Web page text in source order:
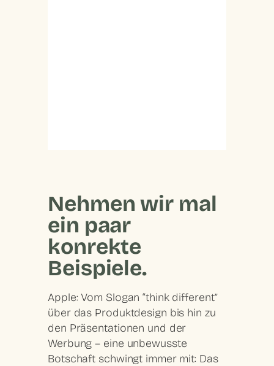
Nehmen wir mal
ein paar
konrekte
Beispiele.
Apple: Vom Slogan “think different”
über das Produktdesign bis hin zu
den Präsentationen und der
Werbung – eine unbewusste
Botschaft schwingt immer mit: Das